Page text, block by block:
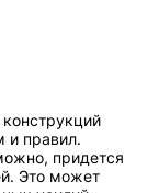
и правил.
придется
Это может